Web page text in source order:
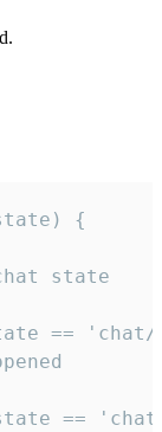
{
state
==
==